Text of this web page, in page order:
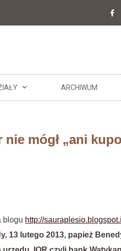
ARCHIWUM
mógł „ani
blogu http://
13 lutego 2013, papież